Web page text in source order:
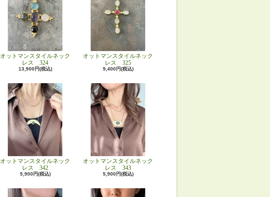
オットマンスタイルネック
レス 324
13,900円(税込)
オットマンスタイルネック
レス 325
9,400円(税込)
オットマンスタイルネック
レス 342
5,900円(税込)
オットマンスタイルネック
レス 343
5,900円(税込)